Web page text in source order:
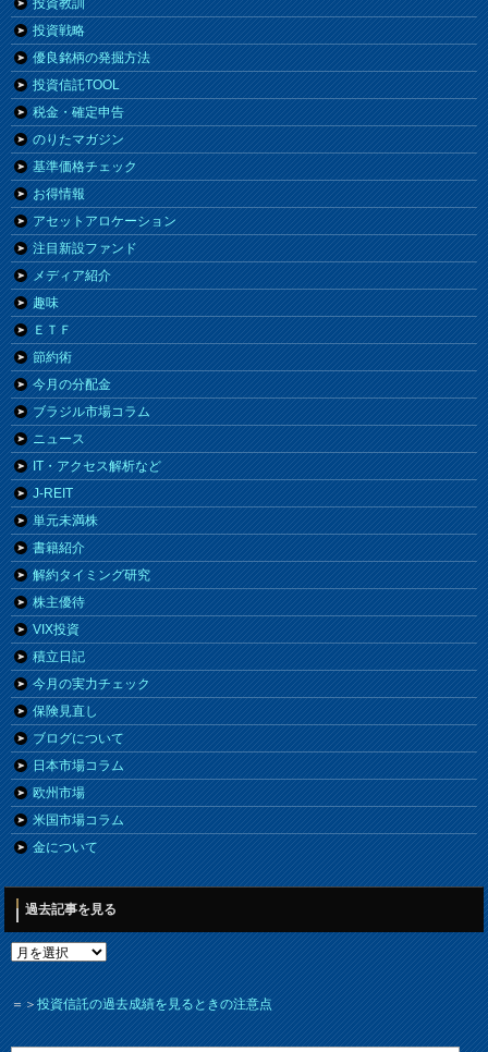
投資教訓
投資戦略
優良銘柄の発掘方法
投資信託TOOL
税金・確定申告
のりたマガジン
基準価格チェック
お得情報
アセットアロケーション
注目新設ファンド
メディア紹介
趣味
ＥＴＦ
節約術
今月の分配金
ブラジル市場コラム
ニュース
IT・アクセス解析など
J-REIT
単元未満株
書籍紹介
解約タイミング研究
株主優待
VIX投資
積立日記
今月の実力チェック
保険見直し
ブログについて
日本市場コラム
欧州市場
米国市場コラム
金について
過去記事を見る
＝＞投資信託の過去成績を見るときの注意点